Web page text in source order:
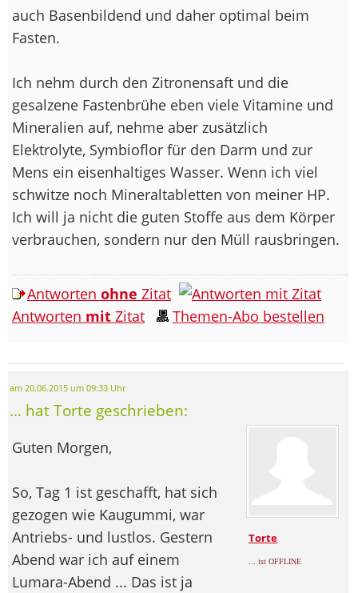
auch Basenbildend und daher optimal beim
Fasten.
Ich nehm durch den Zitronensaft und die
gesalzene Fastenbrühe eben viele Vitamine und
Mineralien auf, nehme aber zusätzlich
Elektrolyte, Symbioflor für den Darm und zur
Mens ein eisenhaltiges Wasser. Wenn ich viel
schwitze noch Mineraltabletten von meiner HP.
Ich will ja nicht die guten Stoffe aus dem Körper
verbrauchen, sondern nur den Müll rausbringen.
Antworten ohne Zitat
Antworten mit Zitat Themen-Abo bestellen
am 20.06.2015 um 09:33 Uhr
... hat Torte geschrieben:
Torte
... ist OFFLINE
Guten Morgen,
So, Tag 1 ist geschafft, hat sich
gezogen wie Kaugummi, war
Antriebs- und lustlos. Gestern
Abend war ich auf einem
Lumara-Abend ... Das ist ja